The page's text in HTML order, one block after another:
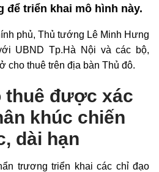
để triển khai mô hình này.
phủ, Thủ tướng Lê Minh Hưng
UBND Tp.Hà Nội và các bộ,
cho thuê trên địa bàn Thủ đô.
thuê được xác
khúc chiến
dài hạn
trương triển khai các chỉ đạo